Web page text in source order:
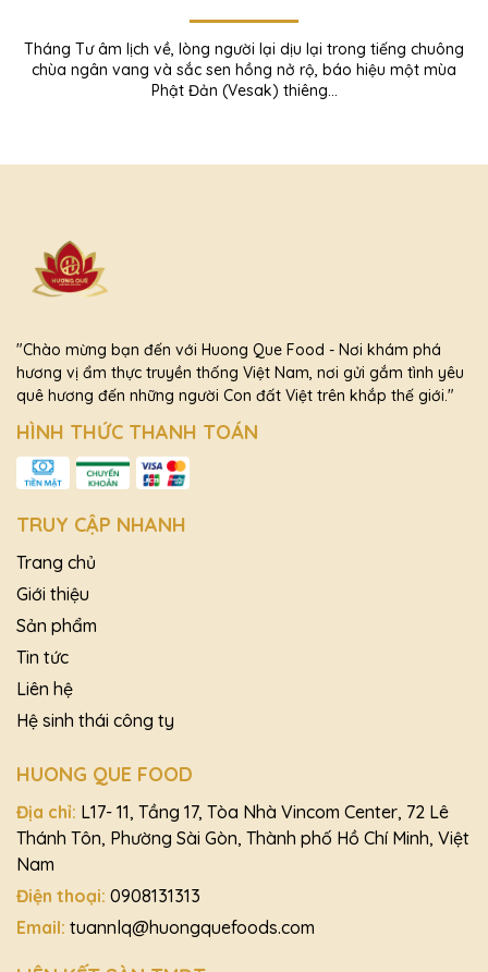
TÌM AN YÊN TRONG TỪNG KHOẢNH KHẮC
Tháng Tư âm lịch về, lòng người lại dịu lại trong tiếng chuông
chùa ngân vang và sắc sen hồng nở rộ, báo hiệu một mùa
Phật Đản (Vesak) thiêng...
"Chào mừng bạn đến với Huong Que Food - Nơi khám phá
hương vị ẩm thực truyền thống Việt Nam, nơi gửi gắm tình yêu
quê hương đến những người Con đất Việt trên khắp thế giới."
HÌNH THỨC THANH TOÁN
TRUY CẬP NHANH
Trang chủ
Giới thiệu
Sản phẩm
Tin tức
Liên hệ
Hệ sinh thái công ty
HUONG QUE FOOD
Địa chỉ: L17- 11, Tầng 17, Tòa Nhà Vincom Center, 72 Lê
Thánh Tôn, Phường Sài Gòn, Thành phố Hồ Chí Minh, Việt
Nam
Điện thoại: 0908131313
Email: tuannlq@huongquefoods.com